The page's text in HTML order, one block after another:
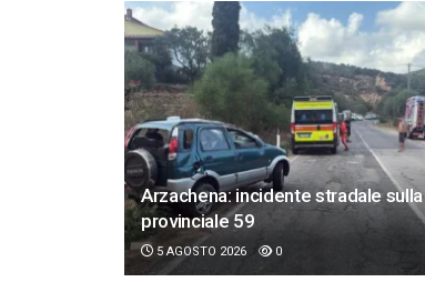
Arzachena: incidente stradale sulla
provinciale 59
5 AGOSTO 2026 0